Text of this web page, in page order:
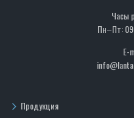
Часы
Пн–Пт:
E-
Продукция